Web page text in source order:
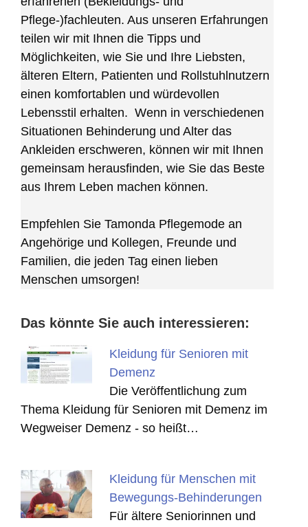
Pflege-)fachleuten. Aus unseren Erfahrungen
teilen wir mit Ihnen die Tipps und
Möglichkeiten, wie Sie und Ihre Liebsten,
älteren Eltern, Patienten und Rollstuhlnutzern
einen komfortablen und würdevollen
Lebensstil erhalten. Wenn in verschiedenen
Situationen Behinderung und Alter das
Ankleiden erschweren, können wir mit Ihnen
gemeinsam herausfinden, wie Sie das Beste
aus Ihrem Leben machen können.
Empfehlen Sie Tamonda Pflegemode an
Angehörige und Kollegen, Freunde und
Familien, die jeden Tag einen lieben
Menschen umsorgen!
Das könnte Sie auch interessieren:
Kleidung für Senioren mit
Demenz
Die Veröffentlichung zum
Thema Kleidung für Senioren mit Demenz im
Wegweiser Demenz - so heißt…
Kleidung für Menschen mit
Bewegungs-Behinderungen
Für ältere Seniorinnen und